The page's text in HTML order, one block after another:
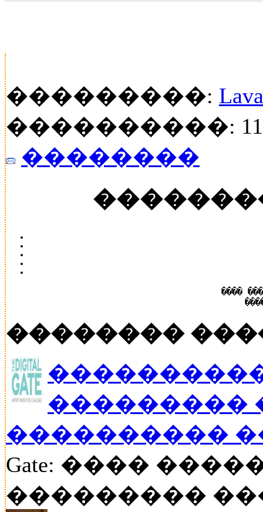
���������:
����������:
��������
����
��������
���������
����������
Gate: ����
���������